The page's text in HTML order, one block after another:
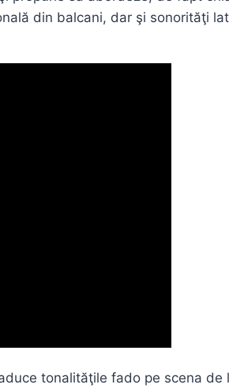
din balcani, dar şi sonorităţi
tonalităţile fado pe scena